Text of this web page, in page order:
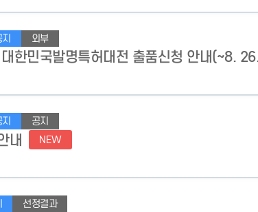
외부
한민국발명특허대전 출품신청 안내(~8.
공지
내
NEW
선정결과